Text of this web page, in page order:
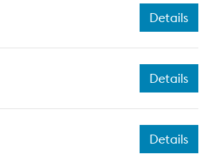
Details
Details
Details